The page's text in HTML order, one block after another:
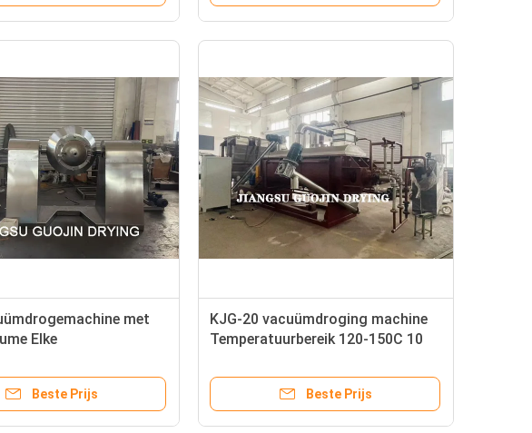
met
Elke
Beste Prijs
KJG-20 vacuümdroging machine
Temperatuurbereik 120-150C 10
Beste Prijs